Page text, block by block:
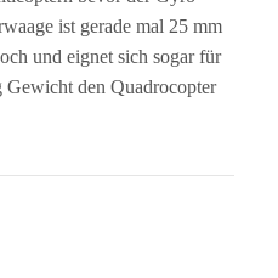
ist gerade mal 25 mm
und eignet sich sogar für
Gewicht den Quadrocopter